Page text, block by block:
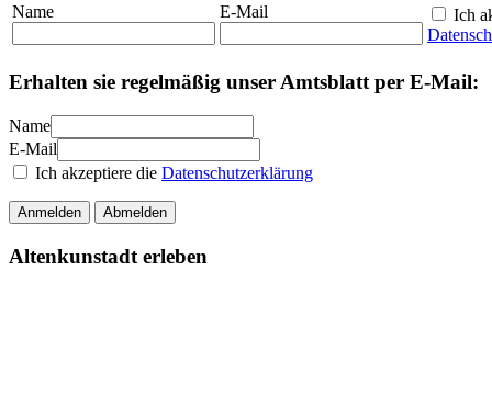
Name E-Mail
Ich
Erhalten sie regelmäßig unser Amtsblatt per E-Mail:
Name
E-Mail
Ich akzeptiere die Datenschutzerklärung
Anmelden Abmelden
Altenkunstadt erleben